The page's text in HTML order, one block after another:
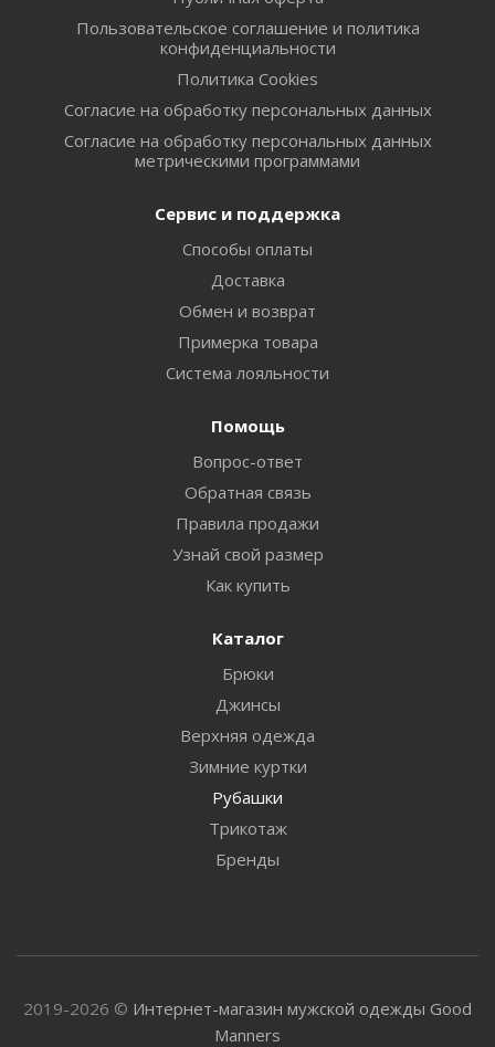
Пользовательское соглашение и политика
конфиденциальности
Политика Cookies
Согласие на обработку персональных данных
Согласие на обработку персональных данных
метрическими программами
Сервис и поддержка
Способы оплаты
Доставка
Обмен и возврат
Примерка товара
Система лояльности
Помощь
Вопрос-ответ
Обратная связь
Правила продажи
Узнай свой размер
Как купить
Каталог
Брюки
Джинсы
Верхняя одежда
Зимние куртки
Рубашки
Трикотаж
Бренды
2019-2026 © Интернет-магазин мужской одежды Good
Manners